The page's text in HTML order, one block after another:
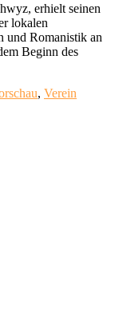
erhielt seinen
lokalen
und Romanistik an
Beginn des
, Verein